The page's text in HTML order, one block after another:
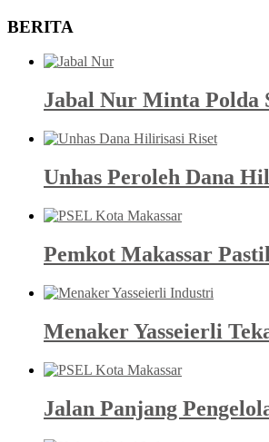
BERITA
Jabal Nur Minta Polda
Unhas Peroleh Dana
Pemkot Makassar
Menaker Yasseierli
Jalan Panjang